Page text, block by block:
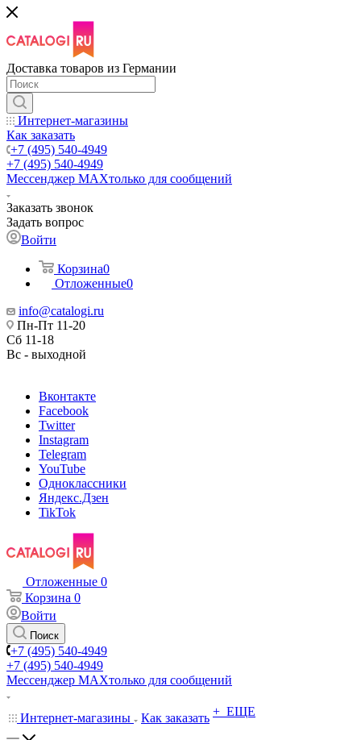
Доставка товаров из Германии
Интернет-магазины
Как заказать
+7 (495) 540-4949
+7 (495) 540-4949
Мессенджер МАХтолько для сообщений
Заказать звонок
Задать вопрос
Войти
Корзина0
Отложенные0
info@catalogi.ru
Пн-Пт 11-20
Сб 11-18
Вс - выходной
Вконтакте
Facebook
Twitter
Instagram
Telegram
YouTube
Одноклассники
Яндекс.Дзен
TikTok
Отложенные 0
Корзина 0
Войти
Поиск
+7 (495) 540-4949
+7 (495) 540-4949
Мессенджер МАХтолько для сообщений
Интернет-магазины Как заказать + ЕЩЕ